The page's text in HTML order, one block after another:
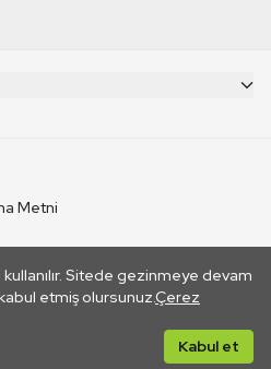
Sitede gezinmeye devam
etmiş olursunuz.Çerez
Kabul et
Metni
Bağlantı yoluyla gidilen dış